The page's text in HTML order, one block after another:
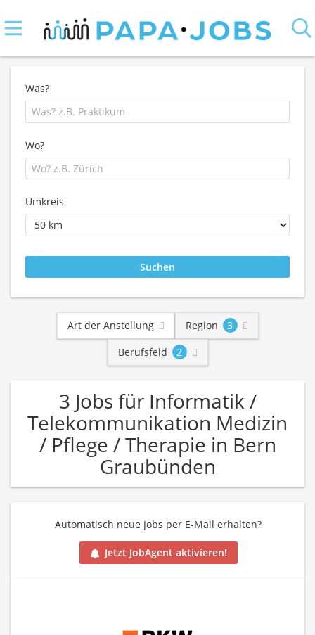
Was?
Wo?
Umkreis
Art der Anstellung Region
3
Berufsfeld
2
3 Jobs für Informatik /
Telekommunikation Medizin
/ Pflege / Therapie in Bern
Graubünden
Automatisch neue Jobs per E-Mail erhalten?
Jetzt JobAgent aktivieren!